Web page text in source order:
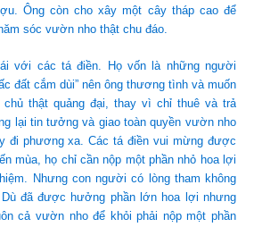
Ông còn cho xây một cây tháp cao để
sóc vườn nho thật chu đáo.
với các tá điền. Họ vốn là những người
đất cắm dùi” nên ông thương tình và muốn
chủ thật quảng đại, thay vì chỉ thuê và trả
lại tin tưởng và giao toàn quyền vườn nho
đi phương xa. Các tá điền vui mừng được
mùa, họ chỉ cần nộp một phần nhỏ hoa lợi
Nhưng con người có lòng tham không
Dù đã được hưởng phần lớn hoa lợi nhưng
cả vườn nho để khỏi phải nộp một phần